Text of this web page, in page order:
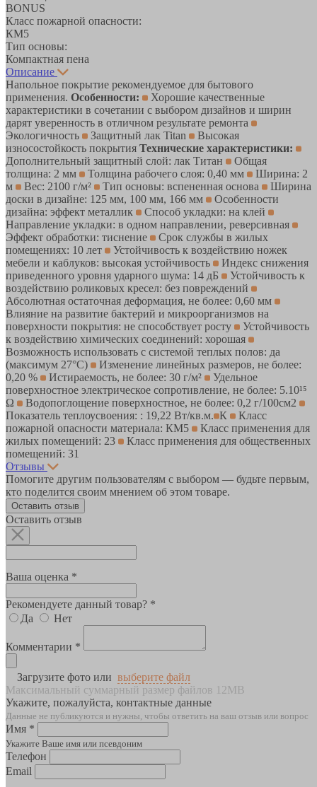
BONUS
Класс пожарной опасности:
КМ5
Тип основы:
Компактная пена
Описание
Напольное покрытие рекомендуемое для бытового
применения. Особенности:
Хорошие качественные
характеристики в сочетании с выбором дизайнов и ширин
дарят уверенность в отличном результате ремонта
Экологичность
Защитный лак Titan
Высокая
износостойкость покрытия Технические характеристики:
Дополнительный защитный слой: лак Титан
Общая
толщина: 2 мм
Толщина рабочего слоя: 0,40 мм
Ширина: 2
м
Вес: 2100 г/м² Тип основы: вспененная основа
Ширина
доски в дизайне: 125 мм, 100 мм, 166 мм
Особенности
дизайна: эффект металлик
Способ укладки: на клей
Направление укладки: в одном направлении, реверсивная
Эффект обработки: тиснение
Срок службы в жилых
помещениях: 10 лет
Устойчивость к воздействию ножек
мебели и каблуков: высокая устойчивость
Индекс снижения
приведенного уровня ударного шума: 14 дБ
Устойчивость к
воздействию роликовых кресел: без повреждений
Абсолютная остаточная деформация, не более: 0,60 мм
Влияние на развитие бактерий и микроорганизмов на
поверхности покрытия: не способствует росту
Устойчивость
к воздействию химических соединений: хорошая
Возможность использовать с системой теплых полов: да
(максимум 27°C)
Изменение линейных размеров, не более:
0,20 %
Истираемость, не более: 30 г/м²
Удельное
поверхностное электрическое cопротивление, не более: 5.10¹⁵
Ω
Водопоглощение поверхностное, не более: 0,2 г/100см2
Показатель теплоусвоения: : 19,22 Вт/кв.м. К
Класс
пожарной опасности материала: КМ5
Класс применения для
жилых помещений: 23
Класс применения для общественных
помещений: 31
Отзывы
Помогите другим пользователям с выбором — будьте первым,
кто поделится своим мнением об этом товаре.
Оставить отзыв
Оставить отзыв
Ваша оценка *
Рекомендуете данный товар? *
Да
Нет
Комментарии *
Загрузите фото или выберите файл
Максимальный суммарный размер файлов 12MB
Укажите, пожалуйста, контактные данные
Данные не публикуются и нужны, чтобы ответить на ваш отзыв или вопрос
Имя *
Укажите Ваше имя или псевдоним
Телефон
Email